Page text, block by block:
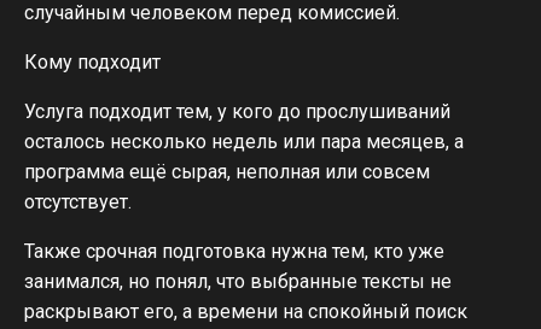
случайным человеком перед комиссией.
Кому подходит
Услуга подходит тем, у кого до прослушиваний
осталось несколько недель или пара месяцев, а
программа ещё сырая, неполная или совсем
отсутствует.
Также срочная подготовка нужна тем, кто уже
занимался, но понял, что выбранные тексты не
раскрывают его, а времени на спокойный поиск